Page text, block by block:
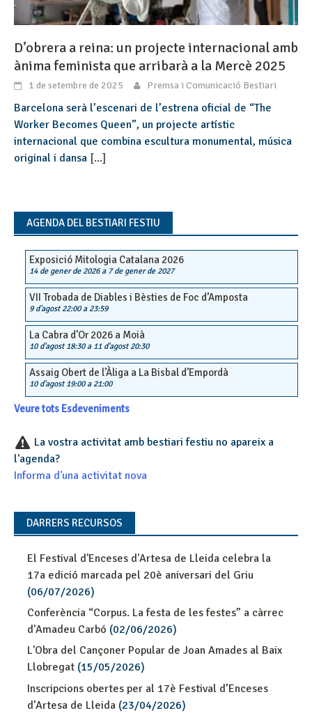
D’obrera a reina: un projecte internacional amb
ànima feminista que arribarà a la Mercè 2025
1 de setembre de 2025 Premsa i Comunicació Bestiari
Barcelona serà l’escenari de l’estrena oficial de “The
Worker Becomes Queen”, un projecte artístic
internacional que combina escultura monumental, música
original i dansa [...]
AGENDA DEL BESTIARI FESTIU
Exposició Mitologia Catalana 2026
14 de gener de 2026a 7 de gener de 2027
VII Trobada de Diables i Bèsties de Foc d’Amposta
9 d'agost 22:00a 23:59
La Cabra d’Or 2026 a Moià
10 d'agost 18:30a 11 d'agost 20:30
Assaig Obert de l’Àliga a La Bisbal d’Empordà
10 d'agost 19:00a 21:00
Veure tots Esdeveniments
La vostra activitat amb bestiari festiu no apareix a
l'agenda?
Informa d'una activitat nova
DARRERS RECURSOS
El Festival d'Enceses d'Artesa de Lleida celebra la
17a edició marcada pel 20è aniversari del Griu
(06/07/2026)
Conferència “Corpus. La festa de les festes” a càrrec
d'Amadeu Carbó (02/06/2026)
L'Obra del Cançoner Popular de Joan Amades al Baix
Llobregat (15/05/2026)
Inscripcions obertes per al 17è Festival d’Enceses
d’Artesa de Lleida (23/04/2026)